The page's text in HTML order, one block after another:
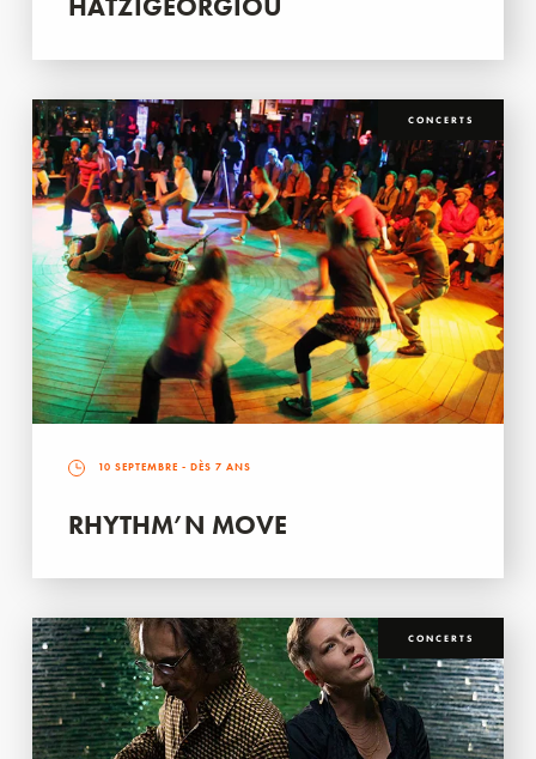
CONCERTS
10 SEPTEMBRE - DÈS 7 ANS
RHYTHM’N MOVE
CONCERTS